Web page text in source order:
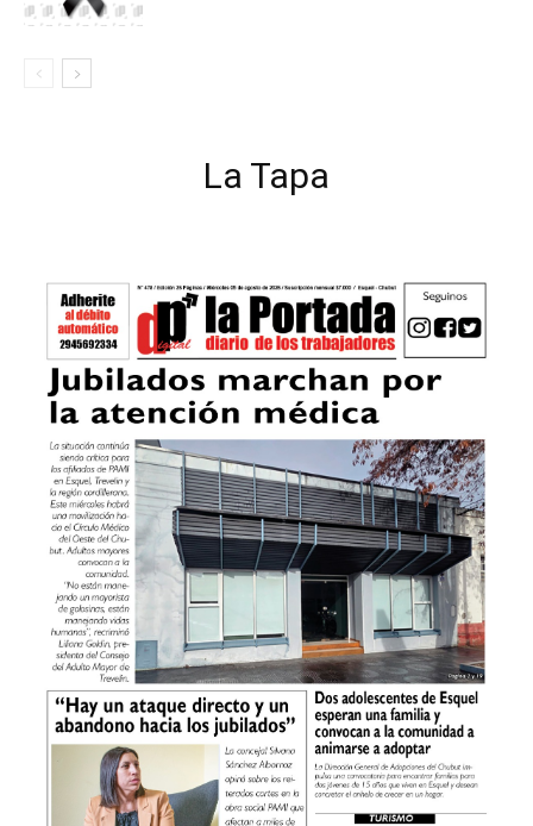
La Tapa